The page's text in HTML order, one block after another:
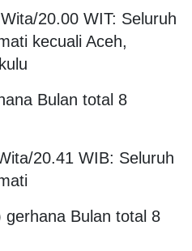
20.00 WIT: Seluruh
kecuali Aceh,
Bulan total 8
20.41 WIB: Seluruh
gerhana Bulan total 8